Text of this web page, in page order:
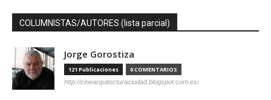
COLUMNISTAS/AUTORES (lista parcial)
Jorge Gorostiza
121 Publicaciones 0 COMENTARIOS
http://cinearquitecturaciudad.blogspot.com.es/